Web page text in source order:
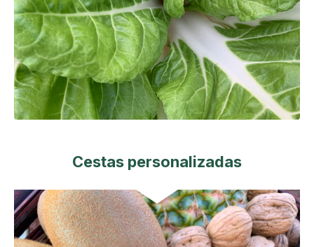
Cestas personalizadas